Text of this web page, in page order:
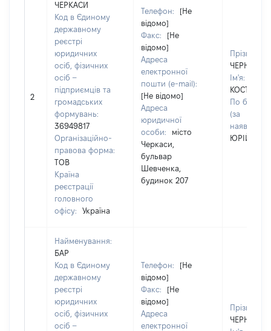
2
ЧЕРКАСИ
Код в Єдиному
державному
реєстрі
юридичних
осіб, фізичних
осіб –
підприємців та
громадських
формувань:
36949817
Організаційно-
правова форма:
ТОВ
Країна
реєстрації
головного
офісу:
Україна
Телефон:
[Не
відомо]
Факс:
[Не
відомо]
Адреса
електронної
пошти (e-mail):
[Не відомо]
Адреса
юридичної
особи:
місто
Черкаси,
бульвар
Шевченка,
будинок 207
Прізвище:
Ім'я:
По
(за
наявності):
ЮРІЙОВИЧ
Найменування:
БАР
Код в Єдиному
державному
реєстрі
юридичних
осіб, фізичних
осіб –
Телефон:
[Не
відомо]
Факс:
[Не
відомо]
Адреса
електронної
Прізвище: